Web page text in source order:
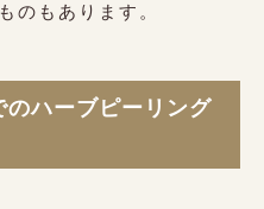
のもあります。
ハーブピーリング